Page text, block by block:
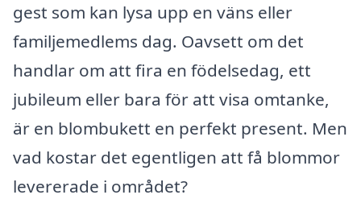
gest som kan lysa upp en väns eller
familjemedlems dag. Oavsett om det
handlar om att fira en födelsedag, ett
jubileum eller bara för att visa omtanke,
är en blombukett en perfekt present. Men
vad kostar det egentligen att få blommor
levererade i området?